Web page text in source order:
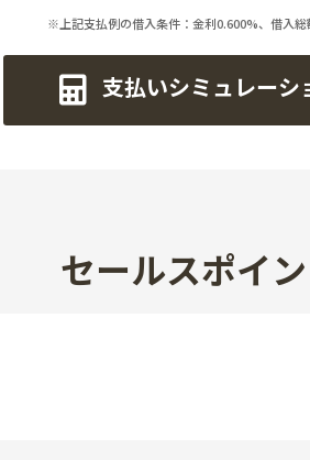
※上記支払例の借入条件：金利0.600%、借入総
支払いシミュレーシ
セールスポイ